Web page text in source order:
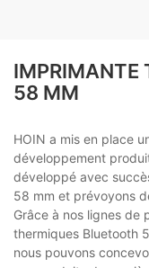
IMPRIMANTE
58 MM
HOIN a mis en place
développement
développé avec
58 mm et prévoyons
Grâce à nos lignes de
thermiques Bluetooth
nous pouvons